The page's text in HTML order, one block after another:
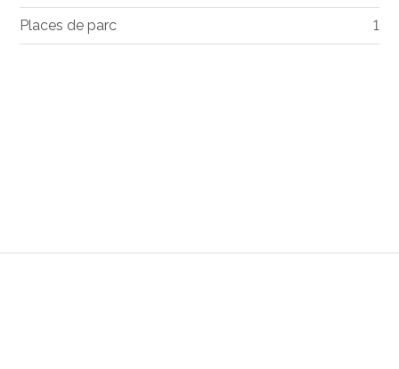
Places de parc 1